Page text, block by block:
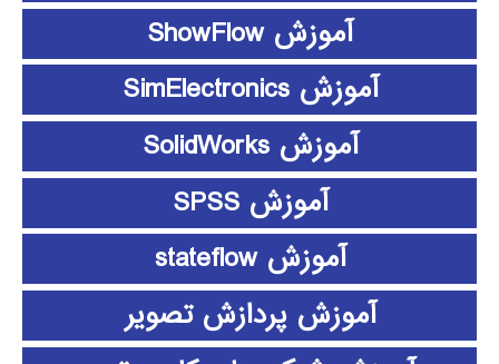
آموزش ShowFlow
آموزش SimElectronics
آموزش SolidWorks
آموزش SPSS
آموزش stateflow
آموزش پردازش تصویر